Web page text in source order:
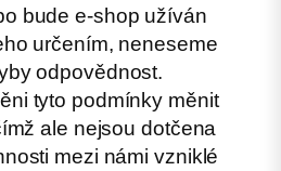
bude e-shop užíván
určením, neneseme
odpovědnost.
tyto podmínky měnit
ale nejsou dotčena
mezi námi vzniklé